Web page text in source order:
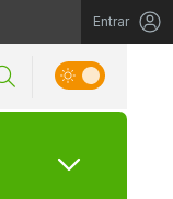
Entrar